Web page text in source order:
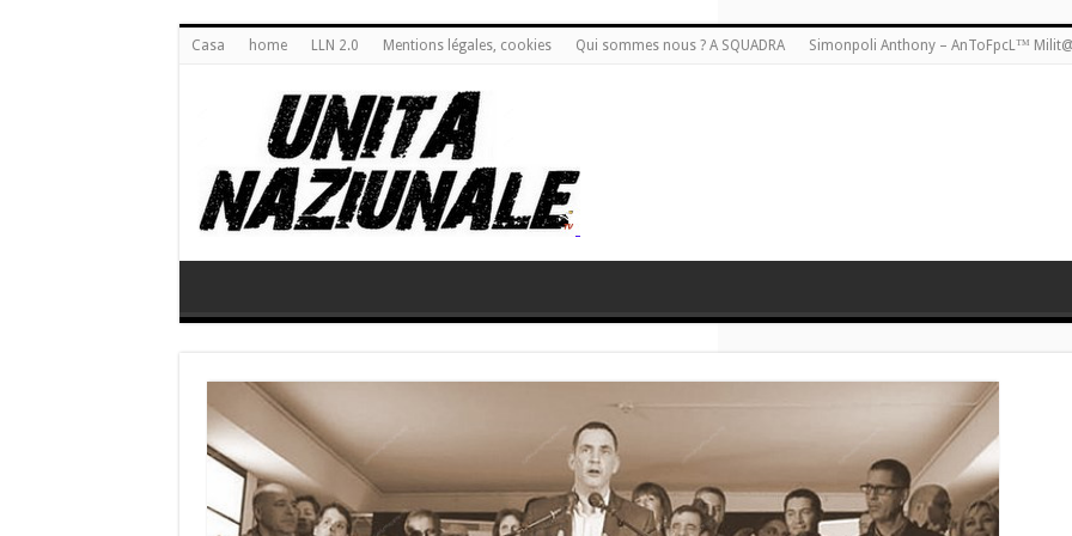
Casa home LLN 2.0 Mentions légales, cookies Qui sommes nous ? A SQUADRA Simonpoli Anthony – AnToFpcL™